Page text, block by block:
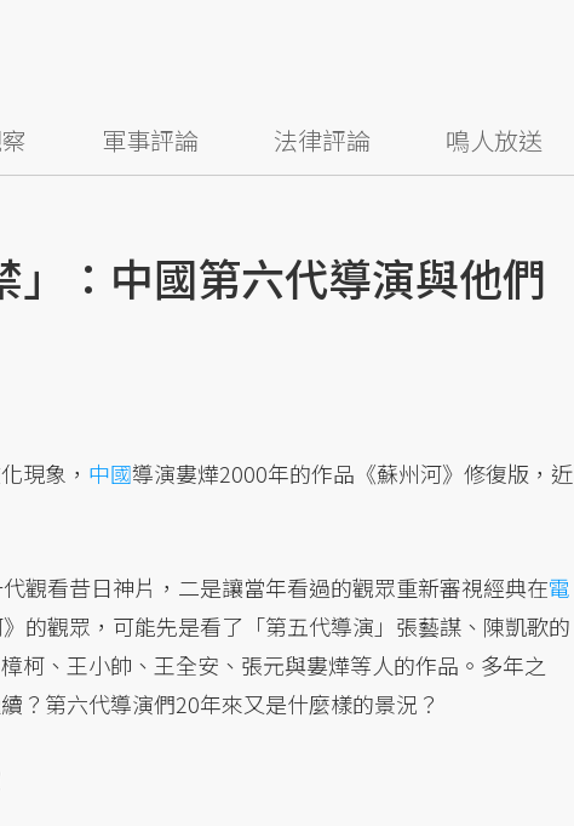
軍事評論 法律評論 鳴人放送
」：中國第六代導演與他們
現象， 中國導演婁燁2000年的作品《蘇州河》修復版，近
觀看昔日神片，二是讓當年看過的觀眾重新審視經典在電
的觀眾，可能先是看了「第五代導演」張藝謀、陳凱歌的
柯、王小帥、王全安、張元與婁燁等人的作品。多年之
？第六代導演們20年來又是什麼樣的景況？